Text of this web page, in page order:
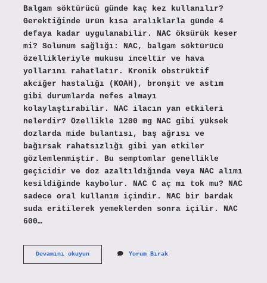
Balgam söktürücü günde kaç kez kullanılır?
Gerektiğinde ürün kısa aralıklarla günde 4
defaya kadar uygulanabilir. NAC öksürük keser
mi? Solunum sağlığı: NAC, balgam söktürücü
özellikleriyle mukusu inceltir ve hava
yollarını rahatlatır. Kronik obstrüktif
akciğer hastalığı (KOAH), bronşit ve astım
gibi durumlarda nefes almayı
kolaylaştırabilir. NAC ilacın yan etkileri
nelerdir? Özellikle 1200 mg NAC gibi yüksek
dozlarda mide bulantısı, baş ağrısı ve
bağırsak rahatsızlığı gibi yan etkiler
gözlemlenmiştir. Bu semptomlar genellikle
geçicidir ve doz azaltıldığında veya NAC alımı
kesildiğinde kaybolur. NAC C aç mı tok mu? NAC
sadece oral kullanım içindir. NAC bir bardak
suda eritilerek yemeklerden sonra içilir. NAC
600…
Devamını okuyunNac
Yorum Bırak